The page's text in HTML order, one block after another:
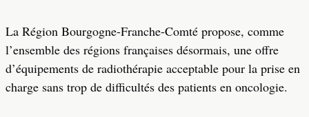
La Région Bourgogne-Franche-Comté propose, comme
l’ensemble des régions françaises désormais, une offre
d’équipements de radiothérapie acceptable pour la prise en
charge sans trop de difficultés des patients en oncologie.